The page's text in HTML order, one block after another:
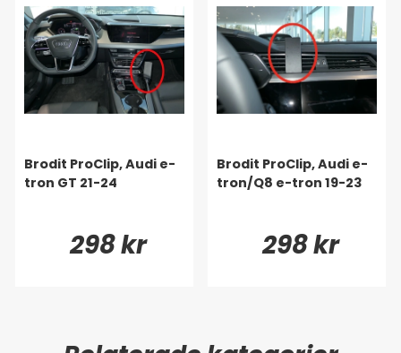
Brodit ProClip, Audi e-
tron GT 21-24
298 kr
Brodit ProClip, Audi e-
tron/Q8 e-tron 19-23
298 kr